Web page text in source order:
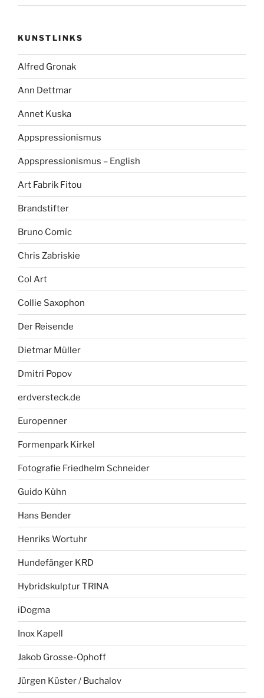
KUNSTLINKS
Alfred Gronak
Ann Dettmar
Annet Kuska
Appspressionismus
Appspressionismus – English
Art Fabrik Fitou
Brandstifter
Bruno Comic
Chris Zabriskie
Col Art
Collie Saxophon
Der Reisende
Dietmar Müller
Dmitri Popov
erdversteck.de
Europenner
Formenpark Kirkel
Fotografie Friedhelm Schneider
Guido Kühn
Hans Bender
Henriks Wortuhr
Hundefänger KRD
Hybridskulptur TRINA
iDogma
Inox Kapell
Jakob Grosse-Ophoff
Jürgen Küster / Buchalov